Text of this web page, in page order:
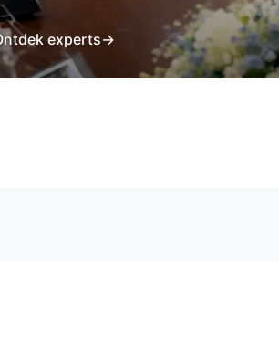
experts→